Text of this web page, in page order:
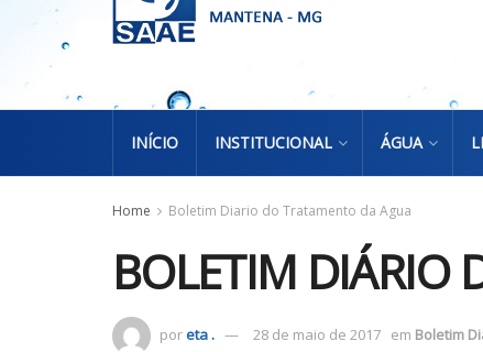
INÍCIO INSTITUCIONAL ÁGUA
Home Boletim Diario do Tratamento da Agua
BOLETIM DIÁRIO
poreta . 28 de maio de 2017 em Boletim